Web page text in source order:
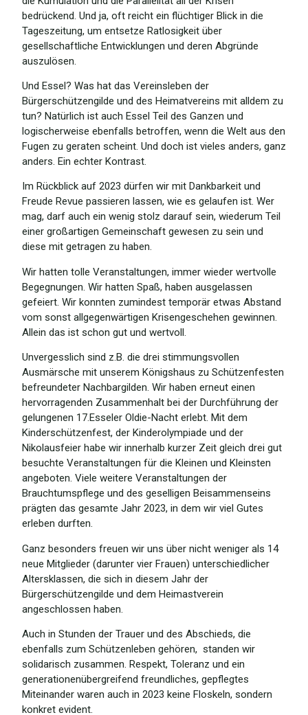
bedrückend. Und ja, oft reicht ein flüchtiger Blick in die
Tageszeitung, um entsetze Ratlosigkeit über
gesellschaftliche Entwicklungen und deren Abgründe
auszulösen.
Und Essel? Was hat das Vereinsleben der
Bürgerschützengilde und des Heimatvereins mit alldem zu
tun? Natürlich ist auch Essel Teil des Ganzen und
logischerweise ebenfalls betroffen, wenn die Welt aus den
Fugen zu geraten scheint. Und doch ist vieles anders, ganz
anders. Ein echter Kontrast.
Im Rückblick auf 2023 dürfen wir mit Dankbarkeit und
Freude Revue passieren lassen, wie es gelaufen ist. Wer
mag, darf auch ein wenig stolz darauf sein, wiederum Teil
einer großartigen Gemeinschaft gewesen zu sein und
diese mit getragen zu haben.
Wir hatten tolle Veranstaltungen, immer wieder wertvolle
Begegnungen. Wir hatten Spaß, haben ausgelassen
gefeiert. Wir konnten zumindest temporär etwas Abstand
vom sonst allgegenwärtigen Krisengeschehen gewinnen.
Allein das ist schon gut und wertvoll.
Unvergesslich sind z.B. die drei stimmungsvollen
Ausmärsche mit unserem Königshaus zu Schützenfesten
befreundeter Nachbargilden. Wir haben erneut einen
hervorragenden Zusammenhalt bei der Durchführung der
gelungenen 17.Esseler Oldie-Nacht erlebt. Mit dem
Kinderschützenfest, der Kinderolympiade und der
Nikolausfeier habe wir innerhalb kurzer Zeit gleich drei gut
besuchte Veranstaltungen für die Kleinen und Kleinsten
angeboten. Viele weitere Veranstaltungen der
Brauchtumspflege und des geselligen Beisammenseins
prägten das gesamte Jahr 2023, in dem wir viel Gutes
erleben durften.
Ganz besonders freuen wir uns über nicht weniger als 14
neue Mitglieder (darunter vier Frauen) unterschiedlicher
Altersklassen, die sich in diesem Jahr der
Bürgerschützengilde und dem Heimastverein
angeschlossen haben.
Auch in Stunden der Trauer und des Abschieds, die
ebenfalls zum Schützenleben gehören, standen wir
solidarisch zusammen. Respekt, Toleranz und ein
generationenübergreifend freundliches, gepflegtes
Miteinander waren auch in 2023 keine Floskeln, sondern
konkret evident.